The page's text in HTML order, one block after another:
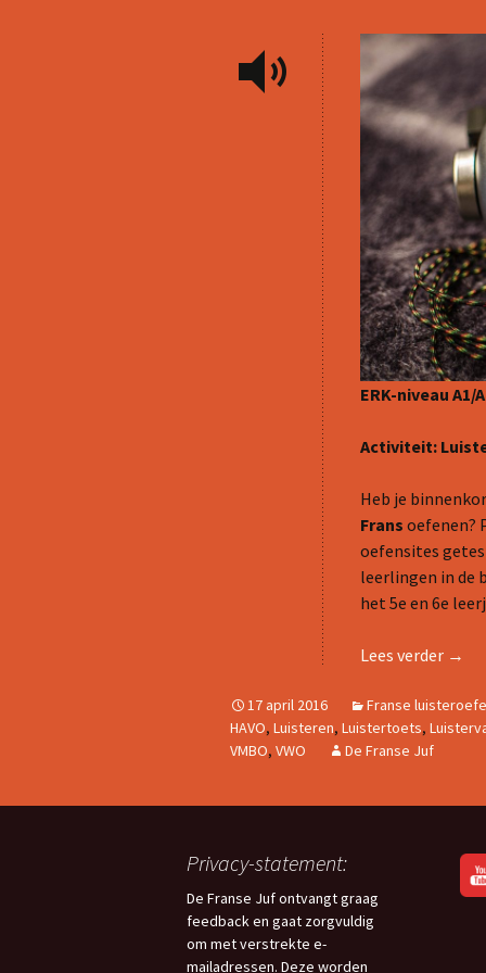
Slimme leertips
Kahoot-quizzen
Leenwoord-oefeningen
Links
ERK-niveau
Activiteit:
Heb je
Frans oefenen?
oefensites
leerlingen in de
het 5e en 6e
Lees verder →
17 april 2016 Franse
HAVO, Luisteren, Luistertoets,
VMBO, VWO De Franse Juf
Privacy-statement:
De Franse Juf ontvangt graag
feedback en gaat zorgvuldig
om met verstrekte e-
mailadressen. Deze worden